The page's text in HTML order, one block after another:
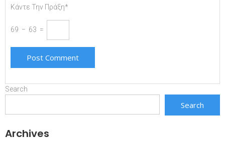
Κάντε Την Πράξη*
69 − 63 =
Search
Search
Archives